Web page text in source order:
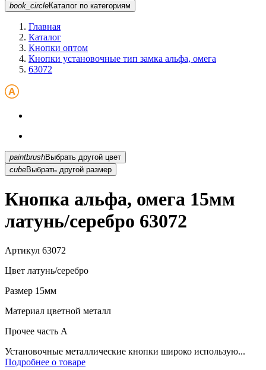
book_circleКаталог по категориям
Главная
Каталог
Кнопки оптом
Кнопки установочные тип замка альфа, омега
63072
paintbrush
Выбрать другой цвет
cubeВыбрать другой размер
Кнопка альфа, омега 15мм
латунь/серебро 63072
Артикул 63072
Цвет латунь/серебро
Размер 15мм
Материал цветной металл
Прочее часть A
Установочные металлические кнопки широко использую...
Подробнее о товаре